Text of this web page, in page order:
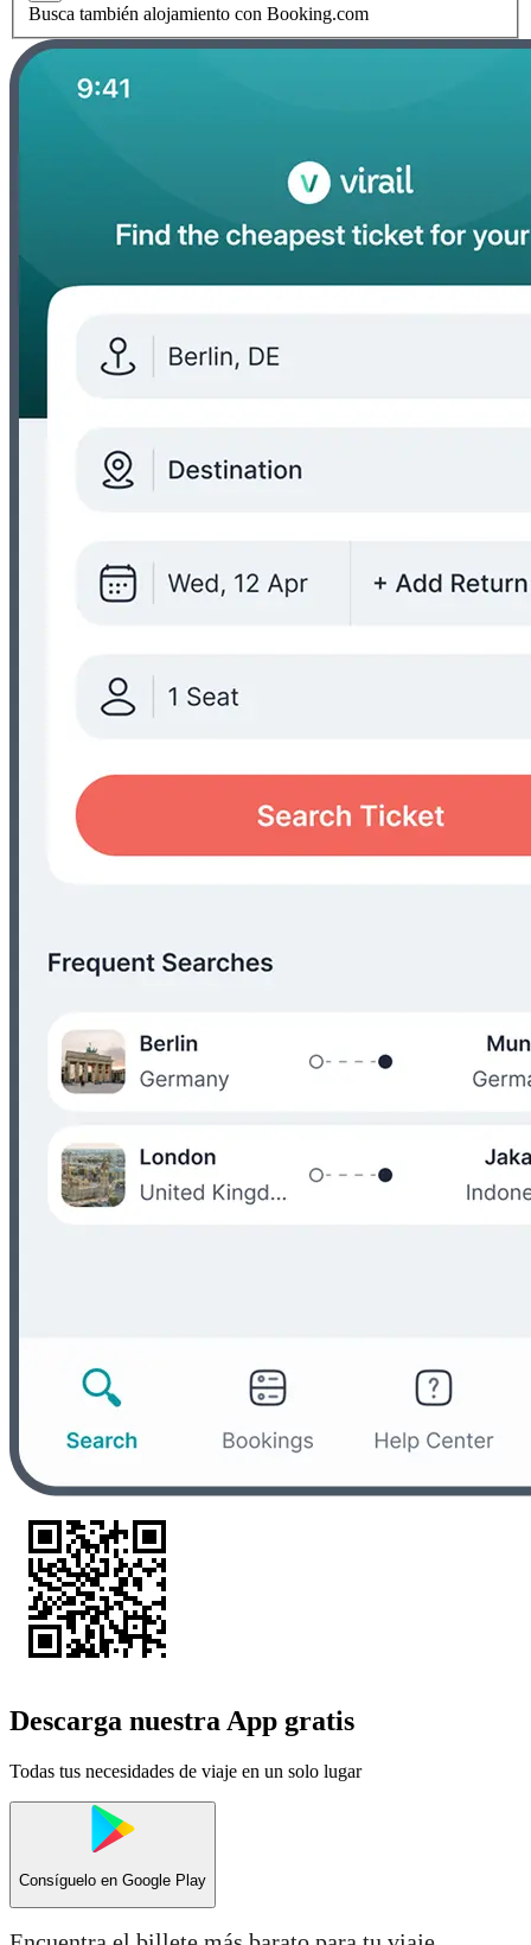
Busca también alojamiento con Booking.com
Descarga nuestra App gratis
Todas tus necesidades de viaje en un solo lugar
Consíguelo en Google Play